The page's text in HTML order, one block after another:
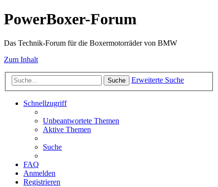
PowerBoxer-Forum
Das Technik-Forum für die Boxermotorräder von BMW
Zum Inhalt
Suche Erweiterte Suche
Schnellzugriff
Unbeantwortete Themen
Aktive Themen
Suche
FAQ
Anmelden
Registrieren